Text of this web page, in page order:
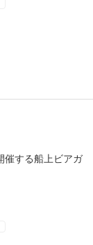
催する船上ビアガ